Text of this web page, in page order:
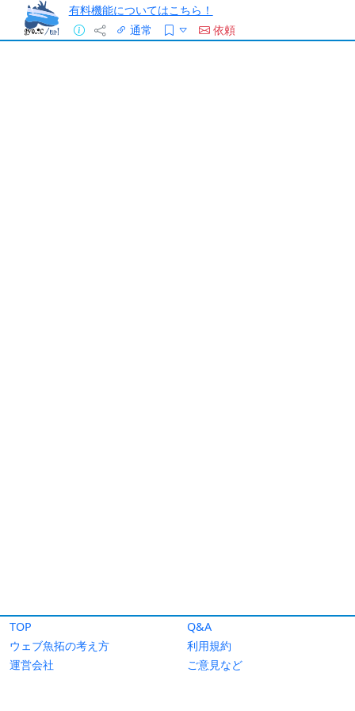
有料機能についてはこちら！
通常
依頼
TOP
Q&A
ウェブ魚拓の考え方
利用規約
運営会社
ご意見など